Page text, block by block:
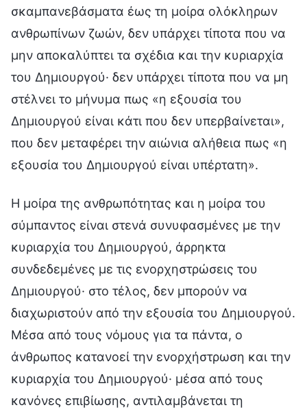
σκαμπανεβάσματα έως τη μοίρα ολόκληρων
ανθρωπίνων ζωών, δεν υπάρχει τίποτα που να
μην αποκαλύπτει τα σχέδια και την κυριαρχία
του Δημιουργού· δεν υπάρχει τίποτα που να μη
στέλνει το μήνυμα πως «η εξουσία του
Δημιουργού είναι κάτι που δεν υπερβαίνεται»,
που δεν μεταφέρει την αιώνια αλήθεια πως «η
εξουσία του Δημιουργού είναι υπέρτατη».
Η μοίρα της ανθρωπότητας και η μοίρα του
σύμπαντος είναι στενά συνυφασμένες με την
κυριαρχία του Δημιουργού, άρρηκτα
συνδεδεμένες με τις ενορχηστρώσεις του
Δημιουργού· στο τέλος, δεν μπορούν να
διαχωριστούν από την εξουσία του Δημιουργού.
Μέσα από τους νόμους για τα πάντα, ο
άνθρωπος κατανοεί την ενορχήστρωση και την
κυριαρχία του Δημιουργού· μέσα από τους
κανόνες επιβίωσης, αντιλαμβάνεται τη